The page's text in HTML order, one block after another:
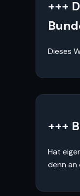
+++
Dieses
+++
Hat
denn an